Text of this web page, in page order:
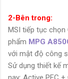
2-Bên trong:
MSI tiếp tục chọn
phẩm MPG
với mật độ công
Sử dụng thiết kế